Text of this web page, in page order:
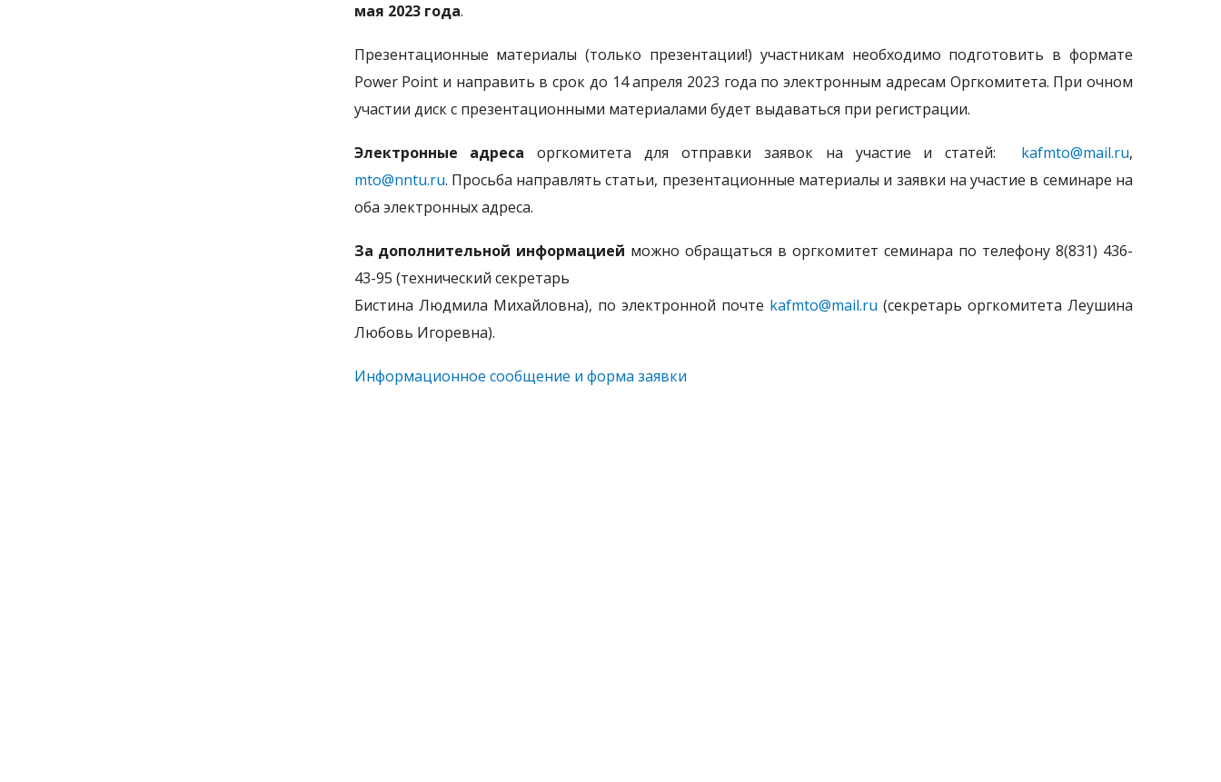
мая 2023 года.
Презентационные материалы (только презентации!) участникам необходимо подготовить в формате
Power Point и направить в срок до 14 апреля 2023 года по электронным адресам Оргкомитета. При очном
участии диск с презентационными материалами будет выдаваться при регистрации.
Электронные адреса оргкомитета для отправки заявок на участие и статей: kafmto@mail.ru,
mto@nntu.ru. Просьба направлять статьи, презентационные материалы и заявки на участие в семинаре на
оба электронных адреса.
За дополнительной информацией можно обращаться в оргкомитет семинара по телефону 8(831) 436-
43-95 (технический секретарь
Бистина Людмила Михайловна), по электронной почте kafmto@mail.ru (секретарь оргкомитета Леушина
Любовь Игоревна).
Информационное сообщение и форма заявки